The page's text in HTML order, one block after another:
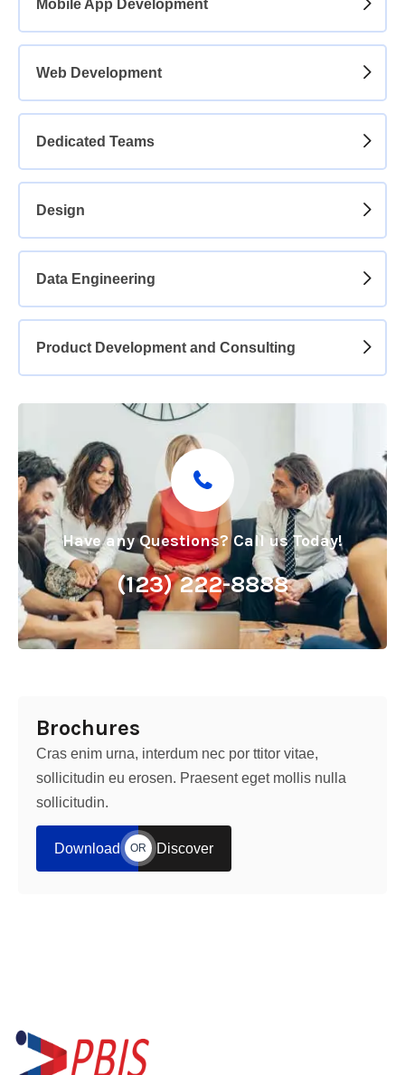
Mobile App Development
Web Development
Dedicated Teams
Design
Data Engineering
Product Development and Consulting
Have any Questions? Call us Today!
(123) 222-8888
Brochures
Cras enim urna, interdum nec por ttitor vitae,
sollicitudin eu erosen. Praesent eget mollis nulla
sollicitudin.
Download OR Discover